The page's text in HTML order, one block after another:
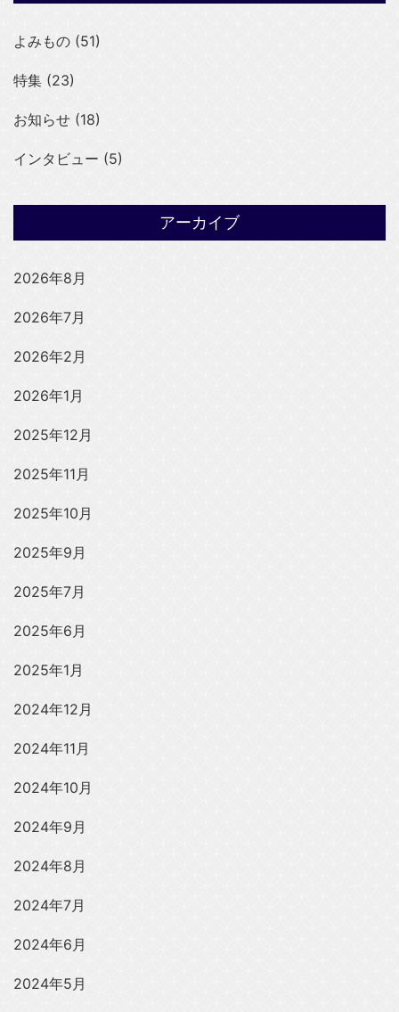
よみもの (51)
特集 (23)
お知らせ (18)
インタビュー (5)
アーカイブ
2026年8月
2026年7月
2026年2月
2026年1月
2025年12月
2025年11月
2025年10月
2025年9月
2025年7月
2025年6月
2025年1月
2024年12月
2024年11月
2024年10月
2024年9月
2024年8月
2024年7月
2024年6月
2024年5月